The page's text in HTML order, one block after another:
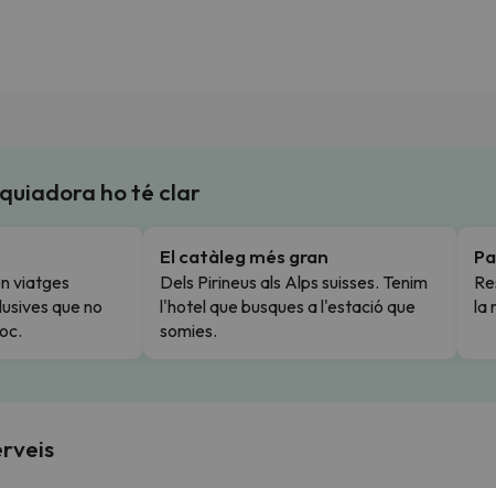
ho té clar
viatges
que no
El catàleg més gran
Dels Pirineus als Alps suisses. Tenim
l'hotel que busques a l'estació que
somies.
la